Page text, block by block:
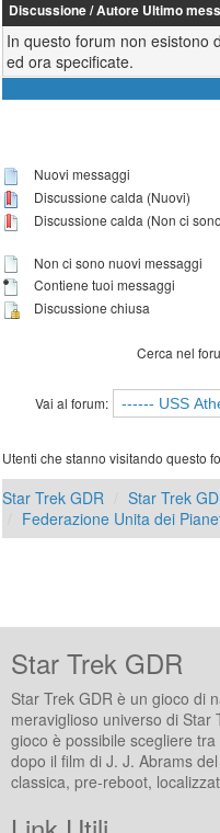
Discussione/Autore Ultimo
In questo forum non esistono
ed ora specificate.
Nuovi messaggi
Discussione calda (Nuovi)
Discussione calda (Non ci
Non ci sono nuovi messaggi
Contiene tuoi messaggi
Discussione chiusa
Cerca nel
Vai al forum:
Utenti che stanno visitando questo
Star Trek GDR Star Trek
Federazione Unita dei
Star Trek GDR
Star Trek GDR è un gioco di
meraviglioso universo di Star
gioco è possibile scegliere
dopo il film di J. J. Abrams
classica, pre-reboot,